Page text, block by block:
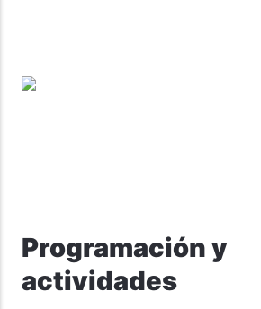
Programación y
actividades